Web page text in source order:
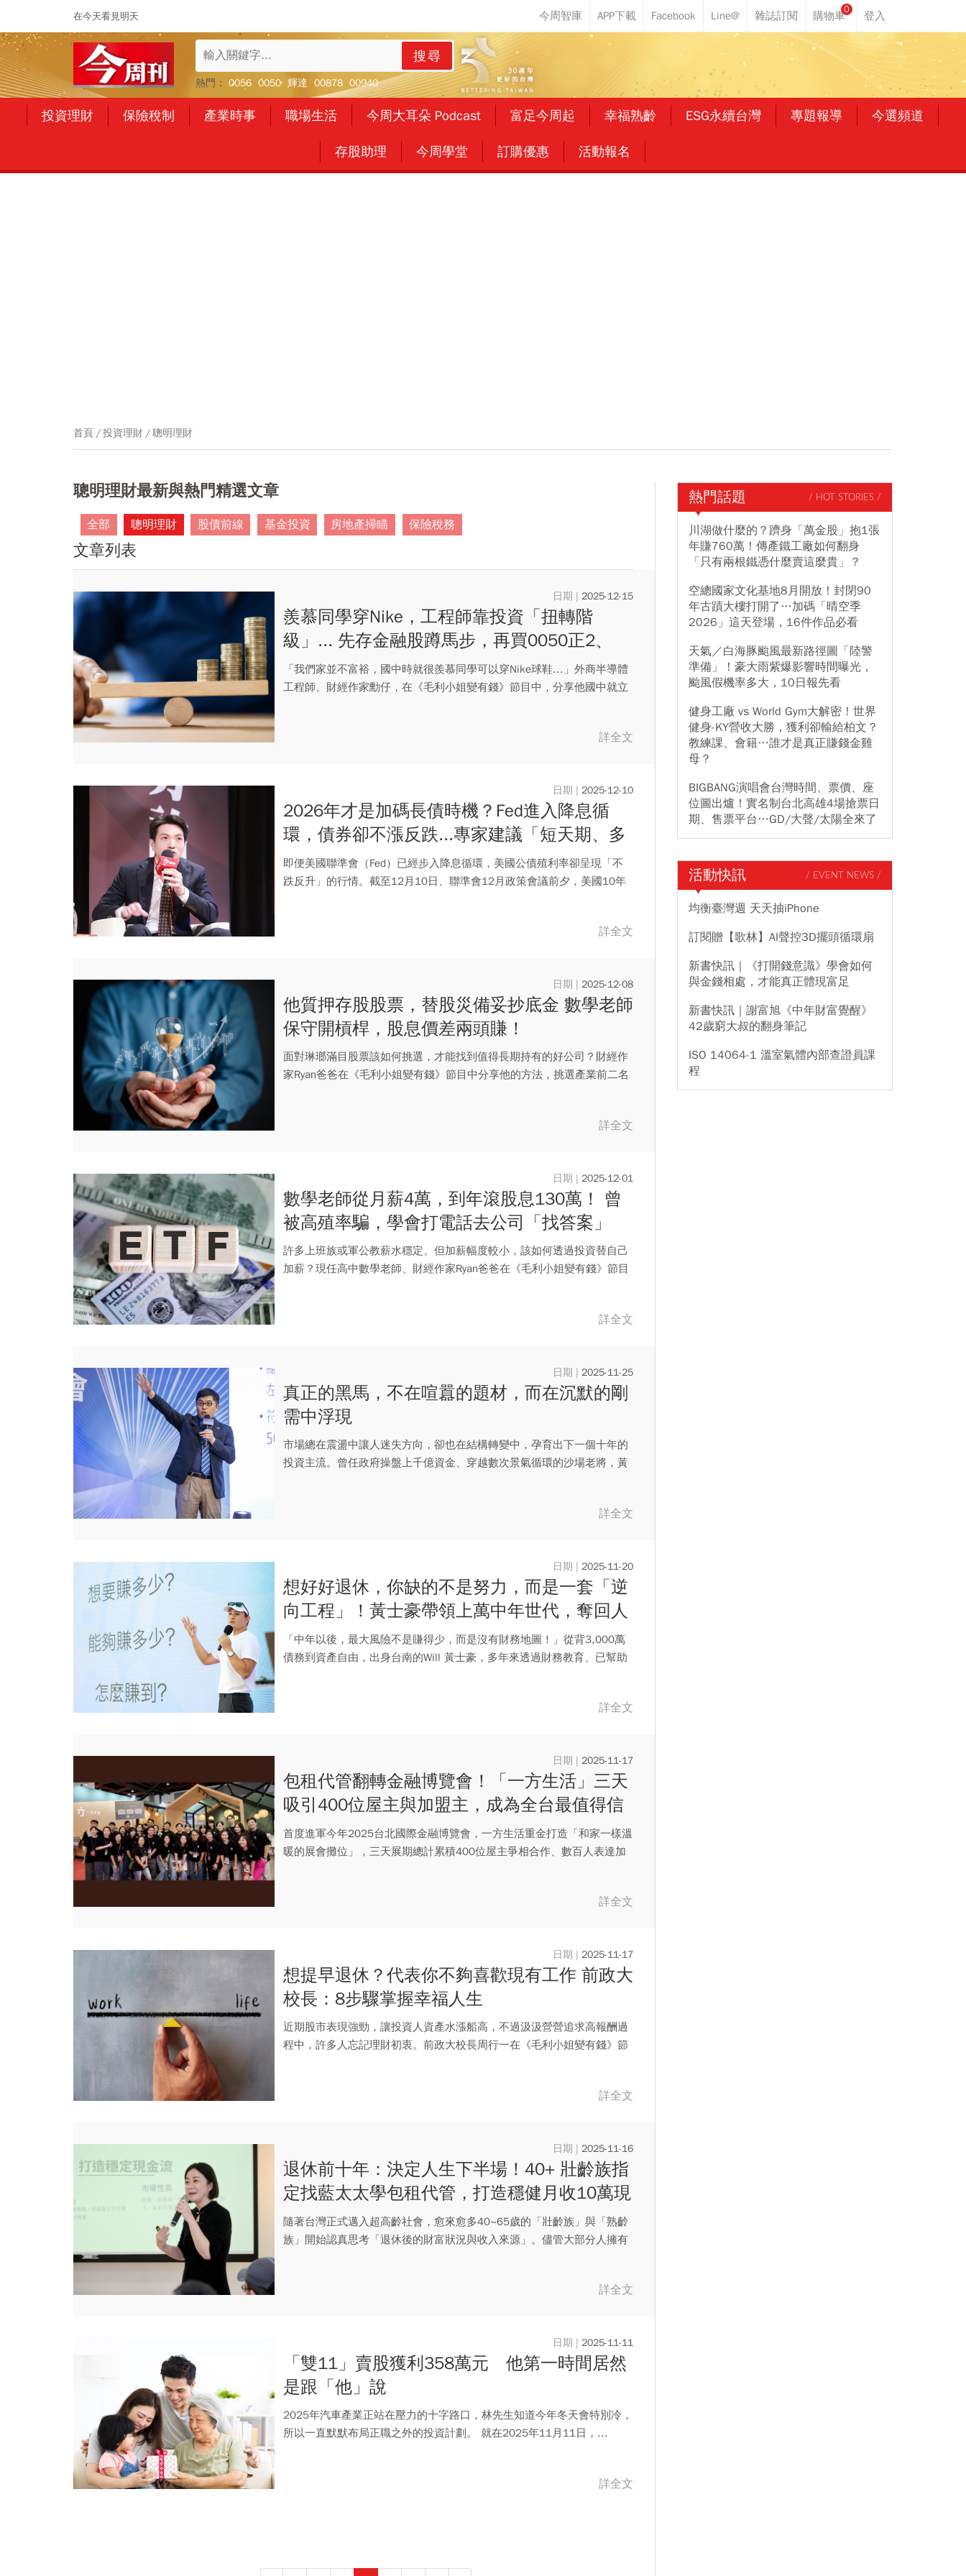
在今天看見明天
0
搜尋
熱門： 0056 0050 輝達 00878 00940
投資理財 保險稅制 產業時事 職場生活 今周大耳朵 Podcast 富足今周起 幸福熟齡 ESG永續台灣 專題報導 今選頻道
存股助理 今周學堂 訂購優惠 活動報名
首頁 投資理財 聰明理財
聰明理財最新與熱門精選文章
全部 聰明理財 股債前線 基金投資 房地產掃瞄 保險稅務
文章列表
2025-12-15
羨慕同學穿Nike，工程師靠投資「扭轉階
級」... 先存金融股蹲馬步，再買0050正2、
TQQQ拉槓桿
「我們家並不富裕，國中時就很羨慕同學可以穿Nike球鞋...」外商半導體
工程師、財經作家勳仔，在《毛利小姐變有錢》節目中，分享他國中就立
詳全文
2025-12-10
2026年才是加碼長債時機？Fed進入降息循
環，債券卻不漲反跌...專家建議「短天期、多
幣別」兩大策略應對
即便美國聯準會（Fed）已經步入降息循環，美國公債殖利率卻呈現「不
跌反升」的行情。截至12月10日、聯準會12月政策會議前夕，美國10年
詳全文
2025-12-08
他質押存股股票，替股災備妥抄底金 數學老師
保守開槓桿，股息價差兩頭賺！
面對琳瑯滿目股票該如何挑選，才能找到值得長期持有的好公司？財經作
家Ryan爸爸在《毛利小姐變有錢》節目中分享他的方法，挑選產業前二名
詳全文
2025-12-01
數學老師從月薪4萬，到年滾股息130萬！ 曾
被高殖率騙，學會打電話去公司「找答案」
許多上班族或軍公教薪水穩定、但加薪幅度較小，該如何透過投資替自己
加薪？現任高中數學老師、財經作家Ryan爸爸在《毛利小姐變有錢》節目
詳全文
2025-11-25
真正的黑馬，不在喧囂的題材，而在沉默的剛
需中浮現
市場總在震盪中讓人迷失方向，卻也在結構轉變中，孕育出下一個十年的
投資主流。曾任政府操盤上千億資金、穿越數次景氣循環的沙場老將，黃
詳全文
2025-11-20
想好好退休，你缺的不是努力，而是一套「逆
向工程」！黃士豪帶領上萬中年世代，奪回人
生選擇權
「中年以後，最大風險不是賺得少，而是沒有財務地圖！」從背3,000萬
債務到資產自由，出身台南的Will 黃士豪，多年來透過財務教育、已幫助
詳全文
2025-11-17
包租代管翻轉金融博覽會！「一方生活」三天
吸引400位屋主與加盟主，成為全台最值得信
賴的包租代管領導品牌
首度進軍今年2025台北國際金融博覽會，一方生活重金打造「和家一樣溫
暖的展會攤位」，三天展期總計累積400位屋主爭相合作、數百人表達加
詳全文
2025-11-17
想提早退休？代表你不夠喜歡現有工作 前政大
校長：8步驟掌握幸福人生
近期股市表現強勁，讓投資人資產水漲船高，不過汲汲營營追求高報酬過
程中，許多人忘記理財初衷。前政大校長周行一在《毛利小姐變有錢》節
詳全文
2025-11-16
退休前十年：決定人生下半場！40+ 壯齡族指
定找藍太太學包租代管，打造穩健月收10萬現
金流、開啟財富第二曲線
隨著台灣正式邁入超高齡社會，愈來愈多40~65歲的「壯齡族」與「熟齡
族」開始認真思考「退休後的財富狀況與收入來源」。儘管大部分人擁有
詳全文
2025-11-11
「雙11」賣股獲利358萬元 他第一時間居然
是跟「他」說
2025年汽車產業正站在壓力的十字路口，林先生知道今年冬天會特別冷，
所以一直默默布局正職之外的投資計劃。 就在2025年11月11日，...
詳全文
熱門話題 / HOT STORIES /
川湖做什麼的？躋身「萬金股」抱1張
年賺760萬！傳產鐵工廠如何翻身
「只有兩根鐵憑什麼賣這麼貴」？
空總國家文化基地8月開放！封閉90
年古蹟大樓打開了…加碼「晴空季
2026」這天登場，16件作品必看
天氣／白海豚颱風最新路徑圖「陸警
準備」！豪大雨紫爆影響時間曝光，
颱風假機率多大，10日報先看
健身工廠 vs World Gym大解密！世界
健身-KY營收大勝，獲利卻輸給柏文？
教練課、會籍…誰才是真正賺錢金雞
母？
BIGBANG演唱會台灣時間、票價、座
位圖出爐！實名制台北高雄4場搶票日
期、售票平台…GD/大聲/太陽全來了
活動快訊 / EVENT NEWS /
均衡臺灣週 天天抽iPhone
訂閱贈【歌林】AI聲控3D擺頭循環扇
新書快訊｜《打開錢意識》學會如何
與金錢相處，才能真正體現富足
新書快訊｜謝富旭《中年財富覺醒》
42歲窮大叔的翻身筆記
ISO 14064-1 溫室氣體內部查證員課
程